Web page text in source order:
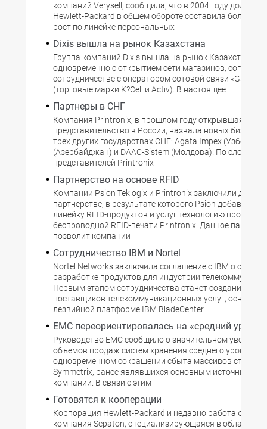
компаний Verysell, сообщила, что в 2004 году доля
Hewlett-Packard в общем обороте составила более
рост по линейке персональных
Dixis вышла на рынок Казахстана
Группа компаний Dixis вышла на рынок Казахстана,
одновременно с открытием сети магазинов,
сотрудничестве с оператором сотовой связи «GSM
(торговые марки K?Cell и Activ). В настоящее
Партнеры в СНГ
Компания Printronix, в прошлом году открывшая
представительство в России, назвала новых бизнес-
трех других государствах СНГ: Agata Impex
(Азербайджан) и DAAC-Sistem (Молдова). По словам
представителей Printronix
Партнерство на основе RFID
Компании Psion Teklogix и Printronix заключили
партнерстве, в результате которого Psion добавила в
линейку RFID-продуктов и услуг технологию
беспроводной RFID-печати Printronix. Данное
позволит компании
Сотрудничество IBM и Nortel
Nortel Networks заключила соглашение с IBM о
разработке продуктов для индустрии
Первым этапом сотрудничества станет создание
поставщиков телекоммуникационных услуг,
лезвийной платформе IBM BladeCenter.
EMC переориентировалась на «средний
Руководство EMC сообщило о значительном
объемов продаж систем хранения среднего уровня и
одновременном сокращении сбыта массивов
Symmetrix, ранее являвшихся основным источником
компании. В связи с этим
Готовятся к кооперации
Корпорация Hewlett-Packard и недавно работающая
компания Sepaton, специализирующаяся в области